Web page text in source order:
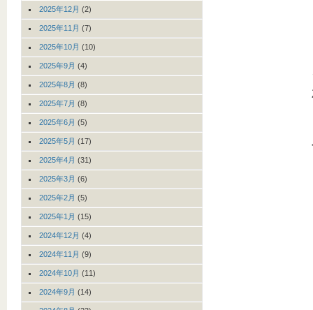
2025年12月 (2)
2025年11月 (7)
2025年10月 (10)
2025年9月 (4)
2025年8月 (8)
2025年7月 (8)
2025年6月 (5)
2025年5月 (17)
2025年4月 (31)
2025年3月 (6)
2025年2月 (5)
2025年1月 (15)
2024年12月 (4)
2024年11月 (9)
2024年10月 (11)
2024年9月 (14)